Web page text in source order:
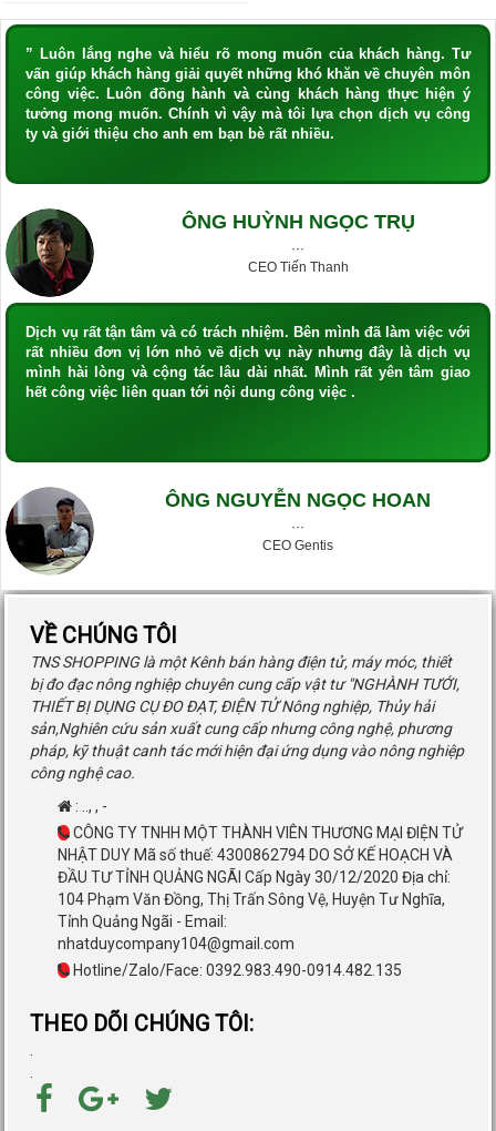
” Luôn lắng nghe và hiểu rõ mong muốn của khách hàng. Tư
vấn giúp khách hàng giải quyết những khó khăn về chuyên môn
công việc. Luôn đồng hành và cùng khách hàng thực hiện ý
tưởng mong muốn. Chính vì vậy mà tôi lựa chọn dịch vụ công
ty và giới thiệu cho anh em bạn bè rất nhiều.
ÔNG HUỲNH NGỌC TRỤ
···
CEO Tiến Thanh
Dịch vụ rất tận tâm và có trách nhiệm. Bên mình đã làm việc với
rất nhiều đơn vị lớn nhỏ về dịch vụ này nhưng đây là dịch vụ
mình hài lòng và cộng tác lâu dài nhất. Mình rất yên tâm giao
hết công việc liên quan tới nội dung công việc .
ÔNG NGUYỄN NGỌC HOAN
···
CEO Gentis
VỀ CHÚNG TÔI
TNS SHOPPING là một Kênh bán hàng điện tử, máy móc, thiết
bị đo đạc nông nghiệp chuyên cung cấp vật tư "NGHÀNH TƯỚI,
THIẾT BỊ DỤNG CỤ ĐO ĐẠT, ĐIỆN TỬ Nông nghiệp, Thủy hải
sản,Nghiên cứu sản xuất cung cấp nhưng công nghệ, phương
pháp, kỹ thuật canh tác mới hiện đại ứng dụng vào nông nghiệp
công nghệ cao.
:
, , -
CÔNG TY TNHH MỘT THÀNH VIÊN THƯƠNG MẠI ĐIỆN TỬ
NHẬT DUY Mã số thuế: 4300862794 DO SỞ KẾ HOẠCH VÀ
ĐẦU TƯ TỈNH QUẢNG NGÃI Cấp Ngày 30/12/2020 Địa chỉ:
104 Phạm Văn Đồng, Thị Trấn Sông Vệ, Huyện Tư Nghĩa,
Tỉnh Quảng Ngãi - Email:
nhatduycompany104@gmail.com
Hotline/Zalo/Face: 0392.983.490-0914.482.135
THEO DÕI CHÚNG TÔI: